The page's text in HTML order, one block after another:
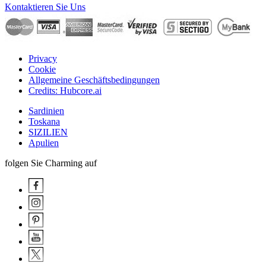
Kontaktieren Sie Uns
Privacy
Cookie
Allgemeine Geschäftsbedingungen
Credits: Hubcore.ai
Sardinien
Toskana
SIZILIEN
Apulien
folgen Sie Charming auf